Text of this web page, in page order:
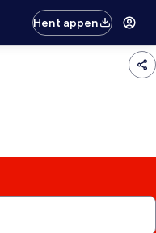
Hent appen